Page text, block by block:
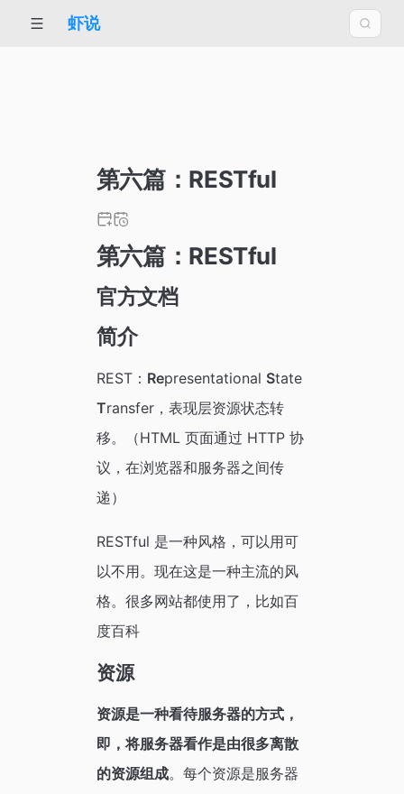
虾说
第六篇：RESTful
第六篇：RESTful
官方文档
简介
REST： Representational State
Transfer，表现层资源状态转
移。（HTML 页面通过 HTTP 协
议，在浏览器和服务器之间传
递）
RESTful 是一种风格，可以用可
以不用。现在这是一种主流的风
格。很多网站都使用了，比如百
度百科
资源
资源是一种看待服务器的方式，
即，将服务器看作是由很多离散
的资源组成。每个资源是服务器